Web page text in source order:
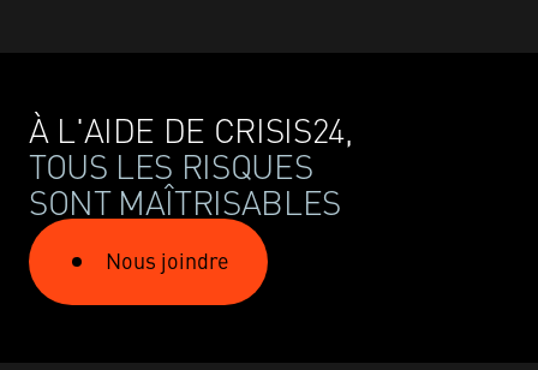
À L'AIDE DE CRISIS24,
TOUS LES RISQUES
SONT MAÎTRISABLES
Nous joindre